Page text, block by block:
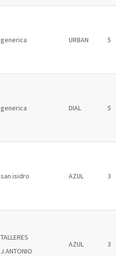
generica URBAN 5
generica DIAL 5
san isidro AZUL 3
TALLERES
J.ANTONIO
AZUL 3